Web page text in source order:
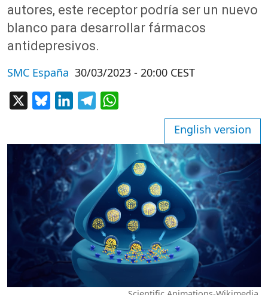
autores, este receptor podría ser un nuevo
blanco para desarrollar fármacos
antidepresivos.
SMC España 30/03/2023 - 20:00 CEST
BlueskyLinkedInTelegram
English version